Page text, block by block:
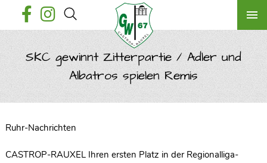
SKC gewinnt Zitterpartie / Adler und
Albatros spielen Remis
Ruhr-Nachrichten
CASTROP-RAUXEL Ihren ersten Platz in der Regionalliga-